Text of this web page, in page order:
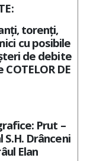
torenţi,
cu posibile
de debite
DE
Prut –
Drânceni
Elan